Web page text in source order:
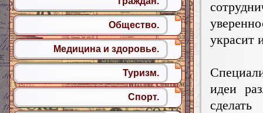
украсит
идеи
Общество.
Медицина и здоровье.
Туризм.
Спорт.